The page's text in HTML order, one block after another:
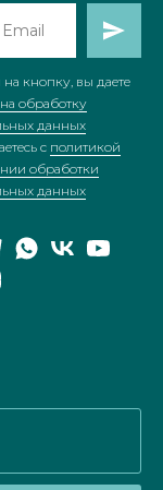
кнопку, вы даете
обработку
данных
c политикой
обработки
данных